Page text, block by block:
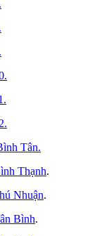
Tân.
Thạnh.
Nhuận.
Bình.